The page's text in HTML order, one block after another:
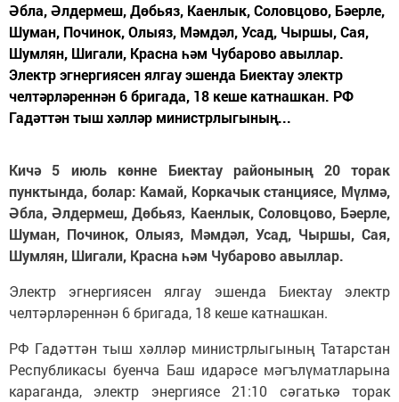
Әбла, Әлдермеш, Дөбьяз, Каенлык, Соловцово, Бәерле,
Шуман, Починок, Олыяз, Мәмдәл, Усад, Чыршы, Сая,
Шумлян, Шигали, Красна һәм Чубарово авыллар.
Электр эгнергиясен ялгау эшенда Биектау электр
челтәрләреннән 6 бригада, 18 кеше катнашкан. РФ
Гадәттән тыш хәлләр министрлыгының...
Кичә 5 июль көнне Биектау районының 20 торак
пунктында, болар: Камай, Коркачык станциясе, Мүлмә,
Әбла, Әлдермеш, Дөбьяз, Каенлык, Соловцово, Бәерле,
Шуман, Починок, Олыяз, Мәмдәл, Усад, Чыршы, Сая,
Шумлян, Шигали, Красна һәм Чубарово авыллар.
Электр эгнергиясен ялгау эшенда Биектау электр
челтәрләреннән 6 бригада, 18 кеше катнашкан.
РФ Гадәттән тыш хәлләр министрлыгының Татарстан
Республикасы буенча Баш идарәсе мәгълүматларына
караганда, электр энергиясе 21:10 сәгатькә торак